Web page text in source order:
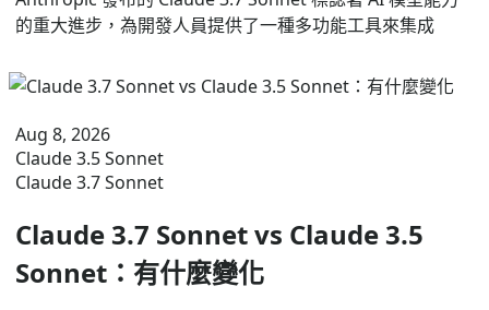
的重大進步，為開發人員提供了一種多功能工具來集成
Aug 8, 2026
Claude 3.5 Sonnet
Claude 3.7 Sonnet
Claude 3.7 Sonnet vs Claude 3.5
Sonnet：有什麼變化